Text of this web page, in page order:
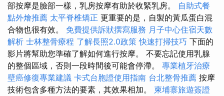
部按摩是臉部一樣，乳房按摩有助於收緊乳房。 自助式餐
點外燴推薦 太平脊椎矯正 更重要的是，自製的黃瓜蛋白混
合物也很有效。 免費提供訴狀撰寫服務 月子中心住宿天數
解析 士林整骨療程 了解長照2.0政策 快速打掃技巧 下面的
影片將幫助您準確了解如何進行按摩。 不要忘記使用乳腺
的整個區域，否則一段時間後可能會停滯。 專業植牙治療
壁癌修復專業建議 卡式台胞證使用指南 台北整骨推薦 按摩
技術包含多種方法的要素，其效果相加。 柬埔寨旅遊簽證